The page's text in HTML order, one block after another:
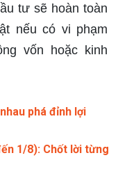
tư sẽ hoàn toàn
nếu có vi phạm
vốn hoặc kinh
phá đỉnh lợi
1/8): Chốt lời từng